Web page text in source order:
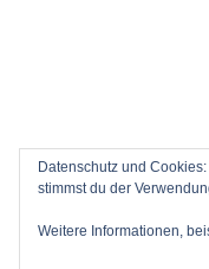
Datenschutz und
stimmst du der
Weitere Informationen,